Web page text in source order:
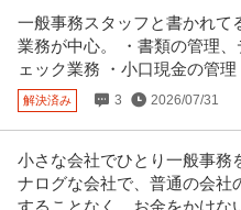
【職種】経営＞経営企画・経営戦略
ョン ※会員属性などに応じ、…続き
リモートワーク インセンティブあり
年収500万円〜700万円
一般事務スタッフと書かれて
業務が中心。 ・書類の管理
ェック業務 ・小口現金の管
サポート対応など
解決済み 3 2026/07/31
小さな会社でひとり一般事務
ナログな会社で、普通の会社